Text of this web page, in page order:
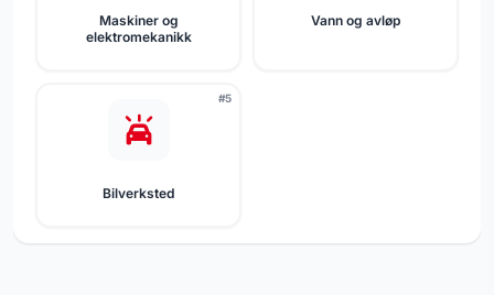
Maskiner og
elektromekanikk
Vann og avløp
#5
Bilverksted